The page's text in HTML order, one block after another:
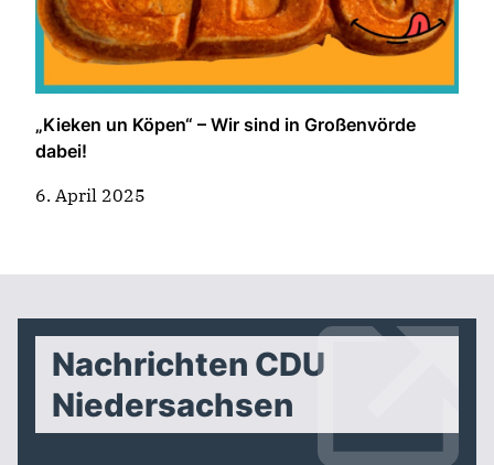
„Kieken un Köpen“ – Wir sind in Großenvörde
dabei!
6. April 2025
Nachrichten CDU
Niedersachsen